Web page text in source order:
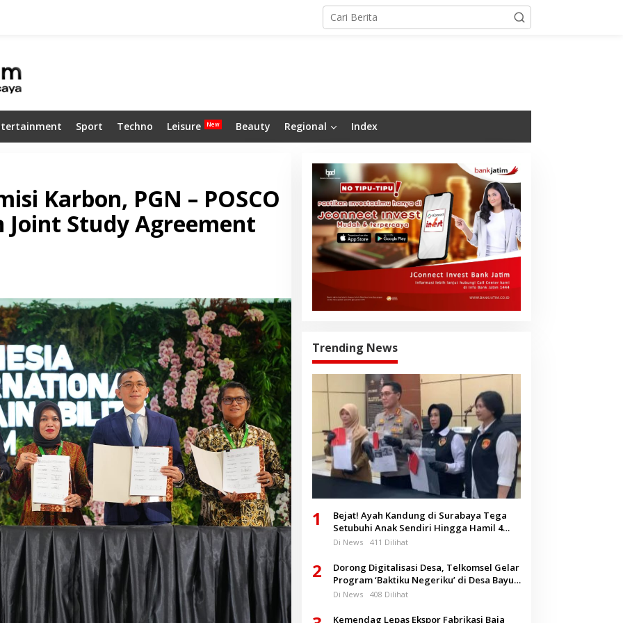
Sport Techno Leisure Beauty Regional Index
Karbon, PGN – POSCO
Study Agreement
Trending News
1
Bejat! Ayah Kandung di Surabaya Tega
Setubuhi Anak Sendiri Hingga Hamil 4
Bulan
Di News 411 Dilihat
2
Dorong Digitalisasi Desa, Telkomsel Gelar
Program ‘Baktiku Negeriku’ di Desa Bayu
Banyuwangi
Di News 408 Dilihat
Kemendag Lepas Ekspor Fabrikasi Baja